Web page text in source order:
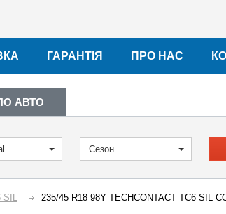
ГАРАНТІЯ ПРО НАС
АВТО
Сезон
SIL 235/45 R18 98Y TECHCONTACT TC6 SIL